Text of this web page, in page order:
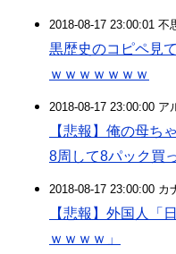
2018-08-17 23:00:01 不
黒歴史のコピペ見
ｗｗｗｗｗｗｗ
2018-08-17 23:00:00 ア
【悲報】俺の母ち
8周して8パック買
2018-08-17 23:00:00 カ
【悲報】外国人「
ｗｗｗｗ」